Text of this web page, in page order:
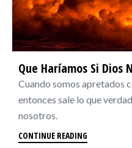
Que Haríamos Si Dios
Cuando somos apretados
entonces sale lo que
nosotros.
CONTINUE READING